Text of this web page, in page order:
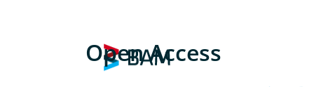
Open Access